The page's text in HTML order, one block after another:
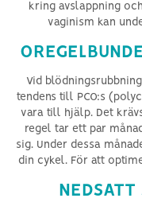
kring avslappning
vaginism kan
Vid
tendens till PCO:s
vara till hjälp. Det
regel tar ett par
sig. Under dessa
din cykel. För att